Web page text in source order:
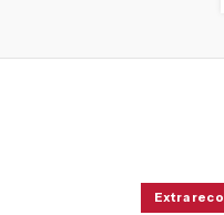
Extra